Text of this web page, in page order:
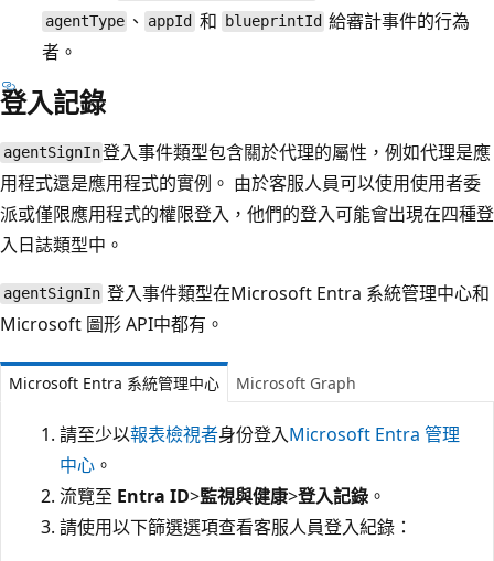
agentType 、 appId 和 blueprintId 給審計事件的行為
者。
登入記錄
agentSignIn登入事件類型包含關於代理的屬性，例如代理是應
用程式還是應用程式的實例。 由於客服人員可以使用使用者委
派或僅限應用程式的權限登入，他們的登入可能會出現在四種登
入日誌類型中。
agentSignIn 登入事件類型在Microsoft Entra 系統管理中心和
Microsoft 圖形 API中都有。
Microsoft Entra 系統管理中心 Microsoft Graph
請至少以報表檢視者身份登入Microsoft Entra 管理
中心 。
流覽至 Entra ID>監視與健康>登入記錄 。
請使用以下篩選選項查看客服人員登入紀錄：